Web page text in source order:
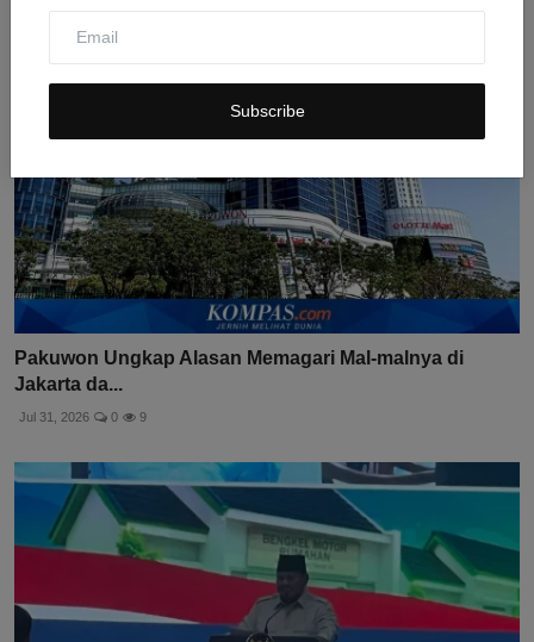
Subscribe
Pakuwon Ungkap Alasan Memagari Mal-malnya di
Jakarta da...
Jul 31, 2026 0 9